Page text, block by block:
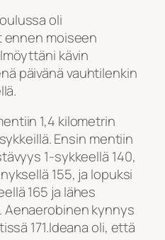
oli
ennen moiseen
kävin
päivänä vauhtilenkin
1,4 kilometrin
Ensin mentiin
1-sykkeellä 140,
155, ja lopuksi
165 ja lähes
Aenaerobinen kynnys
171.Ideana oli, että